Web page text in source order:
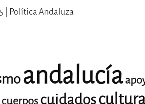
| Política Andaluza
andalucía
cuerposcuidadoscultura